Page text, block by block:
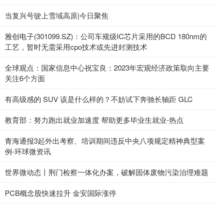
当复兴号驶上雪域高原|今日聚焦
雅创电子(301099.SZ)：公司车规级IC芯片采用的BCD 180nm的
工艺，暂时无需采用cpo技术或先进封测技术
全球观点：国家信息中心祝宝良：2023年宏观经济政策取向主要
关注6个方面
有高级感的 SUV 该是什么样的？不妨试下奔驰长轴距 GLC
教育部：努力跑出就业加速度 帮助更多毕业生就业-热点
青海通报3起外出考察、培训期间违反中央八项规定精神典型案
例-环球微资讯
世界微动态丨荆门检察一体化办案，破解固体废物污染治理难题
PCB概念股快速拉升 金安国际涨停